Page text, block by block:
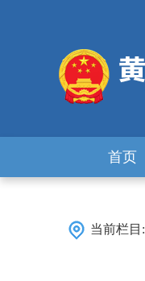
首页
当前栏目: